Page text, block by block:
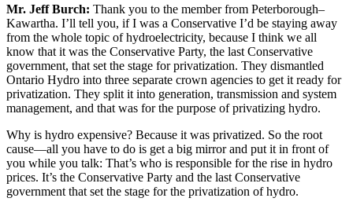
Mr. Jeff Burch: Thank you to the member from Peterborough–
Kawartha. I’ll tell you, if I was a Conservative I’d be staying away
from the whole topic of hydroelectricity, because I think we all
know that it was the Conservative Party, the last Conservative
government, that set the stage for privatization. They dismantled
Ontario Hydro into three separate crown agencies to get it ready for
privatization. They split it into generation, transmission and system
management, and that was for the purpose of privatizing hydro.
Why is hydro expensive? Because it was privatized. So the root
cause—all you have to do is get a big mirror and put it in front of
you while you talk: That’s who is responsible for the rise in hydro
prices. It’s the Conservative Party and the last Conservative
government that set the stage for the privatization of hydro.